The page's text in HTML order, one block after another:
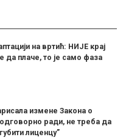
на вртић: НИЈЕ крај
да плаче, то је само фаза
измене Закона о
ради, не треба да
лиценцу”